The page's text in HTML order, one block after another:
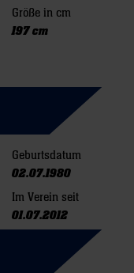
Größe in cm
197 cm
Geburtsdatum
02.07.1980
Im Verein seit
01.07.2012